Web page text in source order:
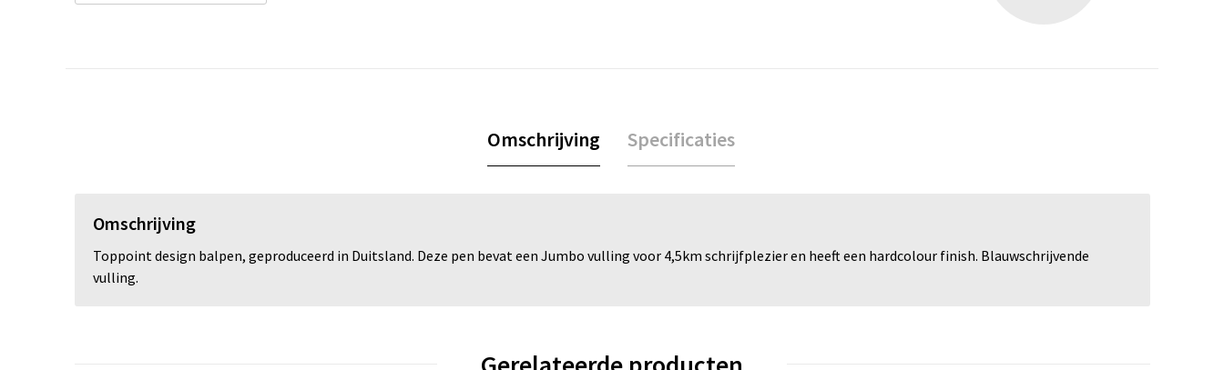
Omschrijving Specificaties
Omschrijving
Toppoint design balpen, geproduceerd in Duitsland. Deze pen bevat een Jumbo vulling voor 4,5km schrijfplezier en heeft een hardcolour finish. Blauwschrijvende
vulling.